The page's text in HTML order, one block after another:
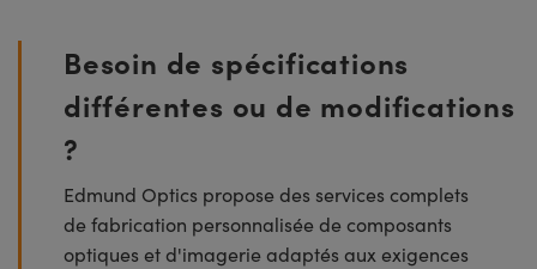
Besoin de spécifications
différentes ou de modifications
?
Edmund Optics propose des services complets
de fabrication personnalisée de composants
optiques et d'imagerie adaptés aux exigences